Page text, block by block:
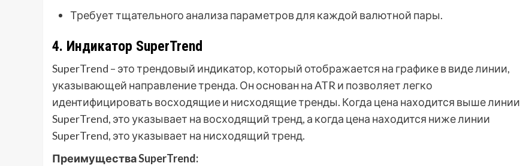
Требует тщательного анализа параметров для каждой валютной пары.
4. Индикатор SuperTrend
SuperTrend – это трендовый индикатор, который отображается на графике в виде линии,
указывающей направление тренда. Он основан на ATR и позволяет легко
идентифицировать восходящие и нисходящие тренды. Когда цена находится выше линии
SuperTrend, это указывает на восходящий тренд, а когда цена находится ниже линии
SuperTrend, это указывает на нисходящий тренд.
Преимущества SuperTrend: